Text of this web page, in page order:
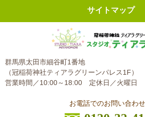
サイトマップ
群馬県太田市細谷町1番地
（冠稲荷神社ティアラグリーンパレス1F）
営業時間／10:00～18:00 定休日／火曜日
お電話でのお問い合わ